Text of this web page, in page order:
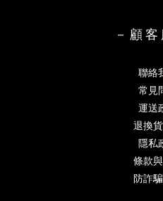
－ 顧 客
聯絡
常見
運送
退換
隱私
條款
防詐